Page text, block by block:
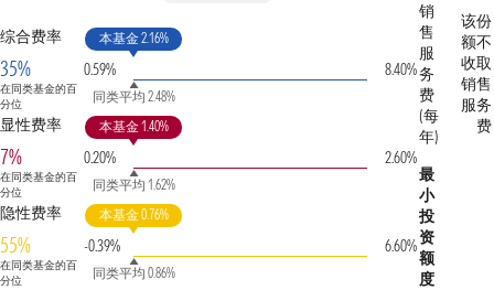
综合费率
35%
在同类基金的百
分位
0.59%
本基金 2.16%
同类平均 2.48%
8.40%
显性费率
7%
在同类基金的百
分位
0.20%
本基金 1.40%
同类平均 1.62%
2.60%
隐性费率
55%
在同类基金的百
分位
-0.39%
本基金 0.76%
同类平均 0.86%
6.60%
销
售
服
务
费
(每
年)
该份
额不
收取
销售
服务
费
最
小
投
资
额
度